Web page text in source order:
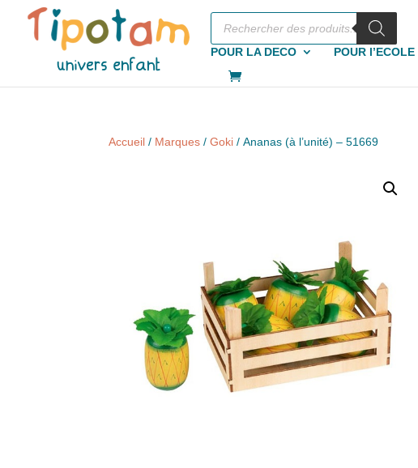
Recherche
produits
POUR LA DECO
POUR l’ECOLE
Accueil / Marques /Goki / Ananas (à l’unité) – 51669